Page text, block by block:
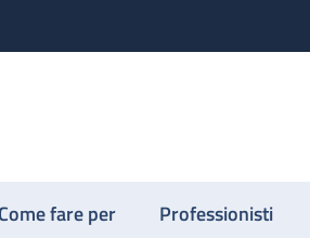
Come fare per Professionisti